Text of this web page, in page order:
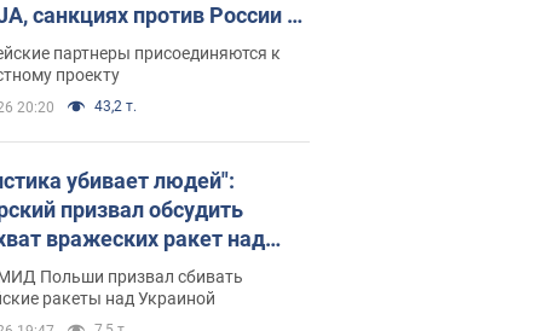
санкциях против России и
аграриев. Видео
партнеры присоединяются к
проекту
20:20 43,2 т.
убивает людей":
призвал обсудить
вражеских ракет над
Польши призвал сбивать
ракеты над Украиной